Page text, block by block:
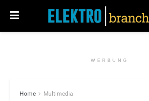
WERBUNG
Home Multimedia